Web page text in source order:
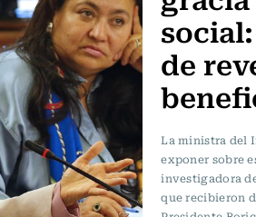
de
La ministra del
exponer sobre
investigadora
que recibieron